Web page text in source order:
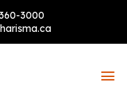
3000